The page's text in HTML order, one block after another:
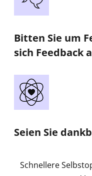
Bitten Sie um
sich Feedback
Seien Sie
Schnellere